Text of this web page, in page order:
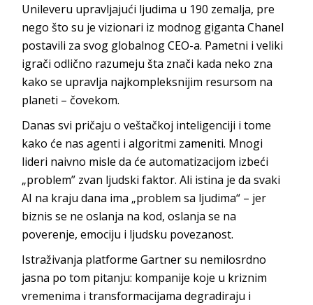
Unileveru upravljajući ljudima u 190 zemalja, pre
nego što su je vizionari iz modnog giganta Chanel
postavili za svog globalnog CEO-a. Pametni i veliki
igrači odlično razumeju šta znači kada neko zna
kako se upravlja najkompleksnijim resursom na
planeti – čovekom.
Danas svi pričaju o veštačkoj inteligenciji i tome
kako će nas agenti i algoritmi zameniti. Mnogi
lideri naivno misle da će automatizacijom izbeći
„problem” zvan ljudski faktor. Ali istina je da svaki
AI na kraju dana ima „problem sa ljudima“ – jer
biznis se ne oslanja na kod, oslanja se na
poverenje, emociju i ljudsku povezanost.
Istraživanja platforme Gartner su nemilosrdno
jasna po tom pitanju: kompanije koje u kriznim
vremenima i transformacijama degradiraju i